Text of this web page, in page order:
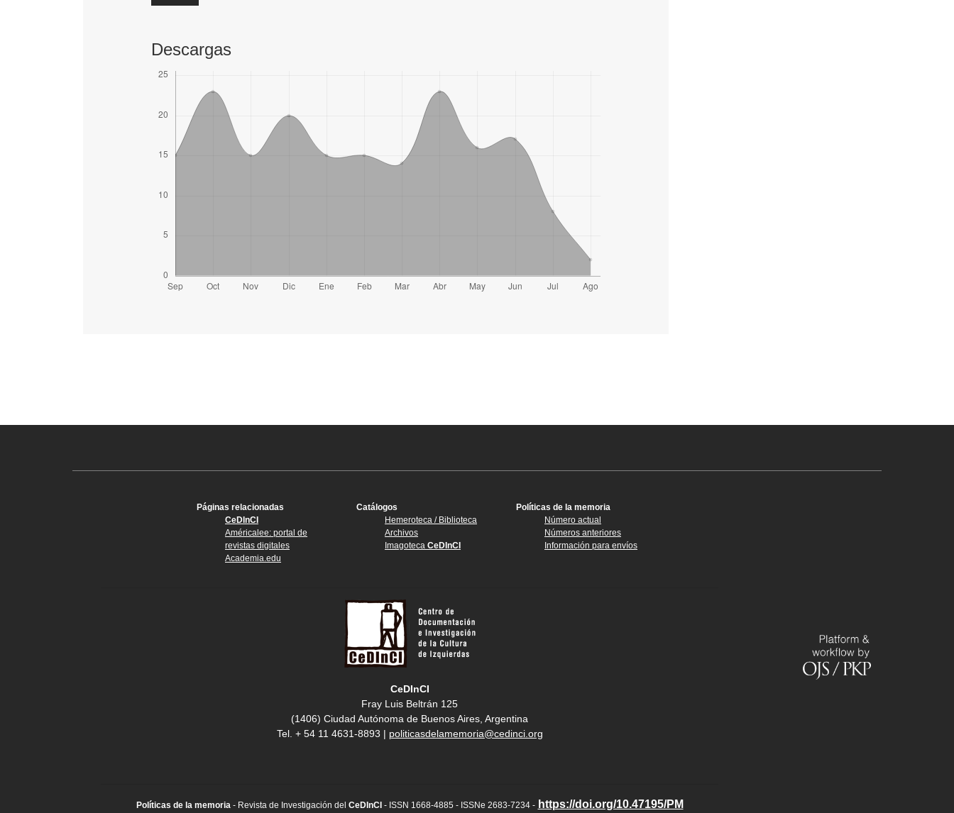
Descargas
Páginas relacionadas
CeDInCI
Américalee: portal de
revistas digitales
Academia.edu
Catálogos
Hemeroteca / Biblioteca
Archivos
Imagoteca CeDInCI
Políticas de la memoria
Número actual
Números anteriores
Información para envíos
CeDInCI
Fray Luis Beltrán 125
(1406) Ciudad Autónoma de Buenos Aires, Argentina
Tel. + 54 11 4631-8893 | politicasdelamemoria@cedinci.org
Políticas de la memoria- Revista de Investigación del CeDInCI - ISSN 1668-4885 - ISSNe 2683-7234 - https://doi.org/10.47195/PM